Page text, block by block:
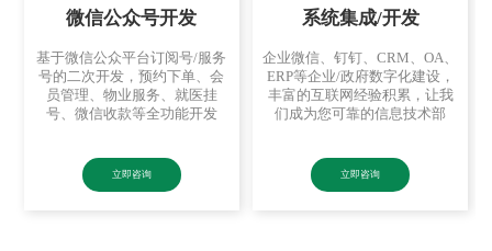
微信公众号开发
基于微信公众平台订阅号/服务
号的二次开发，预约下单、会
员管理、物业服务、就医挂
号、微信收款等全功能开发
立即咨询
系统集成/开发
企业微信、钉钉、CRM、OA、
ERP等企业/政府数字化建设，
丰富的互联网经验积累，让我
们成为您可靠的信息技术部
立即咨询